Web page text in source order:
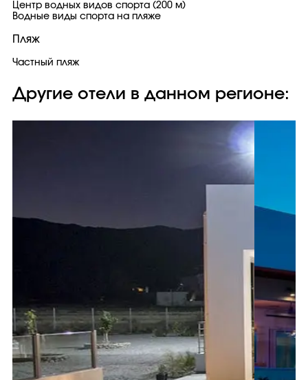
Центр водных видов спорта (200 м)
Водные виды спорта на пляже
Пляж
Частный пляж
Другие отели в данном регионе: